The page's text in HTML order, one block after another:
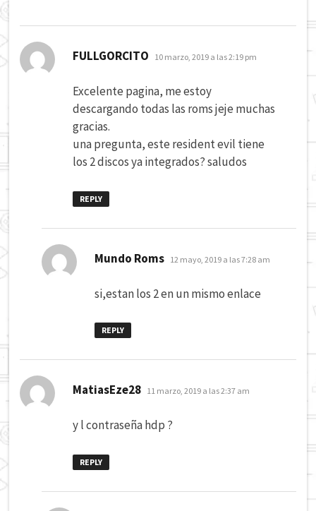
FULLGORCITO dice:
10 marzo, 2019 a las 2:19 pm
Excelente pagina, me estoy
descargando todas las roms jeje muchas
gracias.
una pregunta, este resident evil tiene
los 2 discos ya integrados? saludos
REPLY
Mundo Roms dice:
12 mayo, 2019 a las 7:28 am
si,estan los 2 en un mismo enlace
REPLY
MatiasEze28 dice:
11 marzo, 2019 a las 2:37 am
y l contraseña hdp ?
REPLY